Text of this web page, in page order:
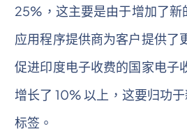
25%，这主要是由于增加了新
应用程序提供商为客户提供了
促进印度电子收费的国家电子
增长了 10% 以上，这要归功
标签。